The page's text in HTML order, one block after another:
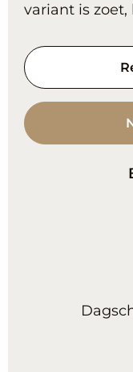
variant is